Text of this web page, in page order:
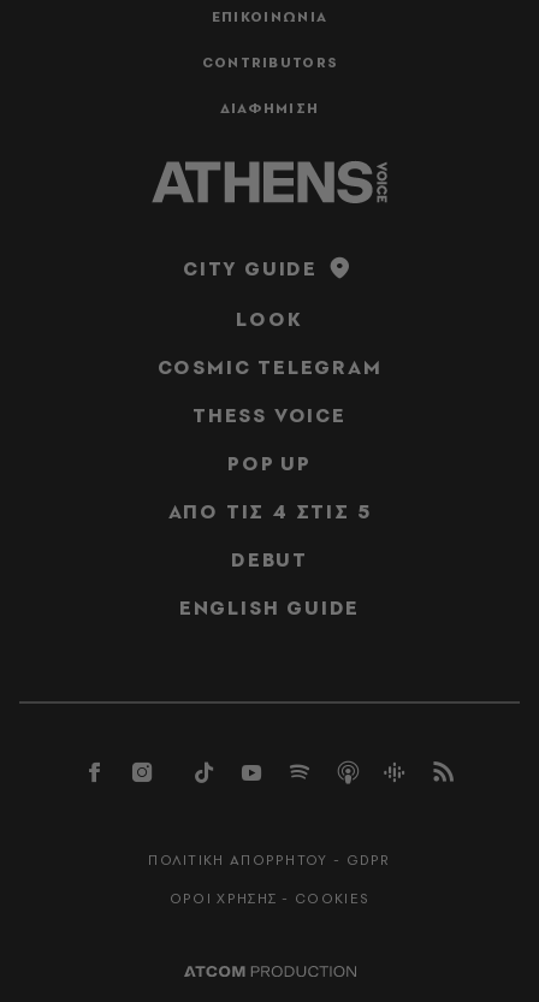
ΕΠΙΚΟΙΝΩΝΙΑ
CONTRIBUTORS
ΔΙΑΦΗΜΙΣΗ
CITY GUIDE
LOOK
COSMIC TELEGRAM
THESS VOICE
POP UP
ΑΠΟ ΤΙΣ 4 ΣΤΙΣ 5
DEBUT
ENGLISH GUIDE
ΠΟΛΙΤΙΚΗ ΑΠΟΡΡΗΤΟΥ - GDPR
ΟΡΟΙ ΧΡΗΣΗΣ - COOKIES